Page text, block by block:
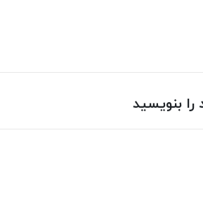
را بنویسید